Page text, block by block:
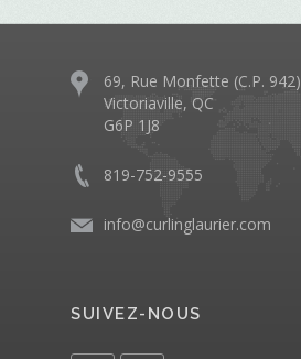
69, Rue Monfette (C.P. 942)
Victoriaville, QC
G6P 1J8
819-752-9555
info@curlinglaurier.com
SUIVEZ-NOUS